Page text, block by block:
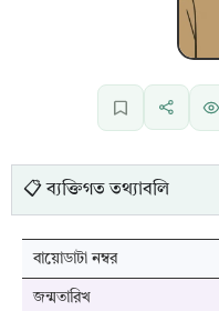
📋 ব্যক্তিগত তথ্যাবলি
বায়োডাটা নম্বর
জন্মতারিখ